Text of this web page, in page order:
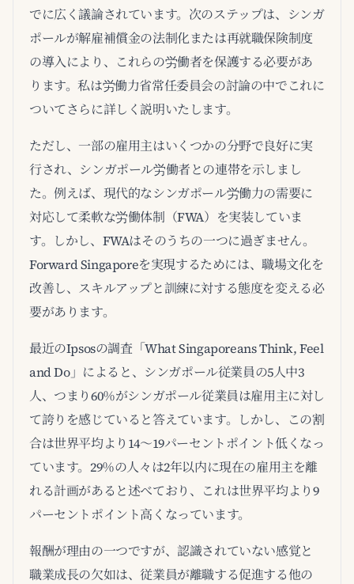
でに広く議論されています。次のステップは、シンガ
ポールが解雇補償金の法制化または再就職保険制度
の導入により、これらの労働者を保護する必要があ
ります。私は労働力省常任委員会の討論の中でこれに
ついてさらに詳しく説明いたします。
ただし、一部の雇用主はいくつかの分野で良好に実
行され、シンガポール労働者との連帯を示しまし
た。例えば、現代的なシンガポール労働力の需要に
対応して柔軟な労働体制（FWA）を実装していま
す。しかし、FWAはそのうちの一つに過ぎません。
Forward Singaporeを実現するためには、職場文化を
改善し、スキルアップと訓練に対する態度を変える必
要があります。
最近のIpsosの調査「What Singaporeans Think, Feel
and Do」によると、シンガポール従業員の5人中3
人、つまり60％がシンガポール従業員は雇用主に対し
て誇りを感じていると答えています。しかし、この割
合は世界平均より14～19パーセントポイント低くなっ
ています。29％の人々は2年以内に現在の雇用主を離
れる計画があると述べており、これは世界平均より9
パーセントポイント高くなっています。
報酬が理由の一つですが、認識されていない感覚と
職業成長の欠如は、従業員が離職する促進する他の